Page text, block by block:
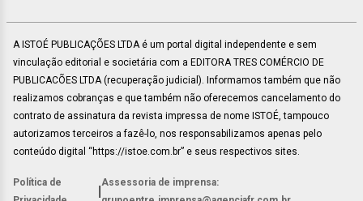
A ISTOÉ PUBLICAÇÕES LTDA é um portal digital independente e sem
vinculação editorial e societária com a EDITORA TRES COMÉRCIO DE
PUBLICACÕES LTDA (recuperação judicial). Informamos também que não
realizamos cobranças e que também não oferecemos cancelamento do
contrato de assinatura da revista impressa de nome ISTOÉ, tampouco
autorizamos terceiros a fazê-lo, nos responsabilizamos apenas pelo
conteúdo digital “https://istoe.com.br” e seus respectivos sites.
Política de
Assessoria de imprensa: